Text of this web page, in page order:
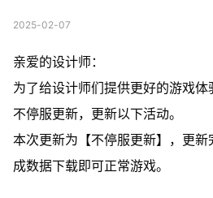
2025-02-07
亲爱的设计师：
为了给设计师们提供更好的游戏体
不停服更新，更新以下活动。
本次更新为【不停服更新】，更
成数据下载即可正常游戏。